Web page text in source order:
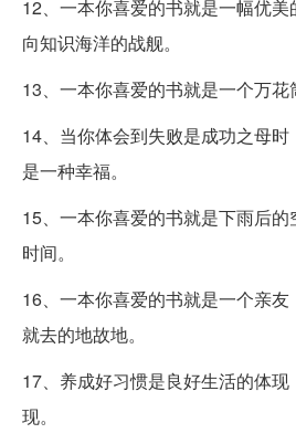
12、一本你喜爱的书就是一幅优
向知识海洋的战舰。
13、一本你喜爱的书就是一个万花
14、当你体会到失败是成功之母
是一种幸福。
15、一本你喜爱的书就是下雨后
时间。
16、一本你喜爱的书就是一个亲
就去的地故地。
17、养成好习惯是良好生活的体
现。